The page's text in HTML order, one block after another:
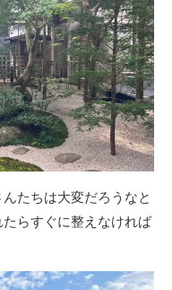
たちは大変だろうなと
らすぐに整えなければ